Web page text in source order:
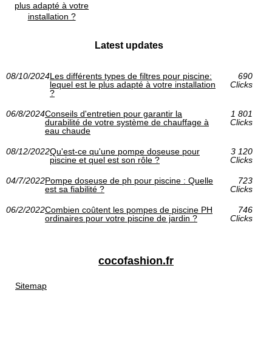
plus adapté à votre
installation ?
Latest updates
08/10/2024Les différents types de filtres pour piscine:
lequel est le plus adapté à votre installation
?
690
Clicks
06/8/2024Conseils d'entretien pour garantir la
durabilité de votre système de chauffage à
eau chaude
1 801
Clicks
08/12/2022Qu'est-ce qu'une pompe doseuse pour
piscine et quel est son rôle ?
3 120
Clicks
04/7/2022Pompe doseuse de ph pour piscine : Quelle
est sa fiabilité ?
723
Clicks
06/2/2022Combien coûtent les pompes de piscine PH
ordinaires pour votre piscine de jardin ?
746
Clicks
cocofashion.fr
Sitemap